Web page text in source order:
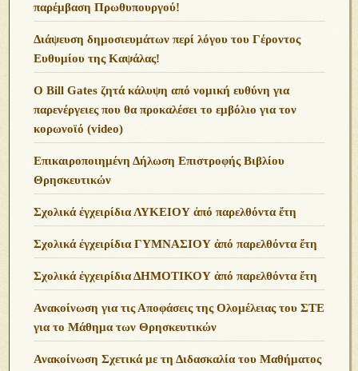
παρέμβαση Πρωθυπουργού!
Διάψευση δημοσιευμάτων περί λόγου του Γέροντος
Ευθυμίου της Καψάλας!
O Bill Gates ζητά κάλυψη από νομική ευθύνη για
παρενέργειες που θα προκαλέσει το εμβόλιο για τον
κορωνοϊό (video)
Επικαιροποιημένη Δήλωση Επιστροφής Βιβλίου
Θρησκευτικών
Σχολικά ἐγχειρίδια ΛΥΚΕΙΟΥ ἀπό παρελθόντα ἔτη
Σχολικά ἐγχειρίδια ΓΥΜΝΑΣΙΟΥ ἀπό παρελθόντα ἔτη
Σχολικά ἐγχειρίδια ΔΗΜΟΤΙΚΟΥ ἀπό παρελθόντα ἔτη
Ανακοίνωση για τις Αποφάσεις της Ολομέλειας του ΣΤΕ
για το Μάθημα των Θρησκευτικών
Ανακοίνωση Σχετικά με τη Διδασκαλία του Μαθήματος